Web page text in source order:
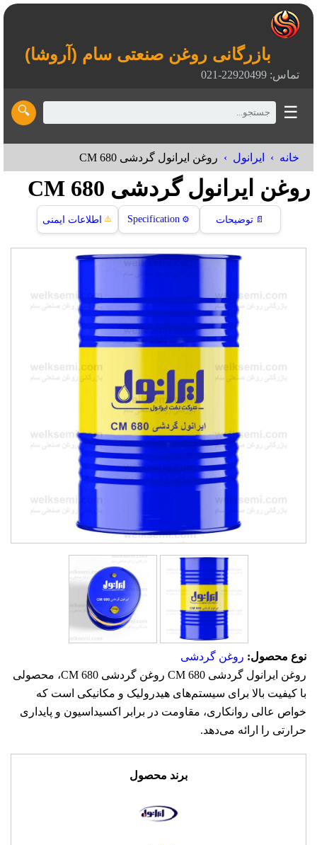
بازرگانی روغن صنعتی سام (آروشا)
تماس: 22920499-021
☰
🔍
خانه ایرانول روغن ایرانول گردشی CM 680
روغن ایرانول گردشی CM 680
📄 توضیحات ⚙️
Specification
⚠️ اطلاعات ایمنی
نوع محصول: روغن گردشی
روغن ایرانول گردشی CM 680 روغن گردشی CM 680، محصولی
با کیفیت بالا برای سیستم‌های هیدرولیک و مکانیکی است که
خواص عالی روانکاری، مقاومت در برابر اکسیداسیون و پایداری
حرارتی را ارائه می‌دهد.
برند محصول